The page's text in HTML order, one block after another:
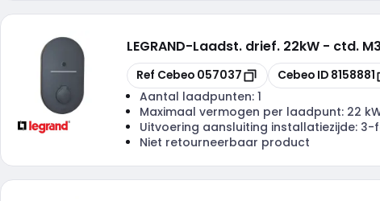
LEGRAND-Laadst. drief. 22kW - ctd.
Kopiëren
Ref Cebeo 057037 Kopiëren
Cebeo ID 8158881
Aantal laadpunten: 1
Maximaal vermogen per laadpunt: 22
Uitvoering aansluiting installatiezijde: 3-
Niet retourneerbaar product